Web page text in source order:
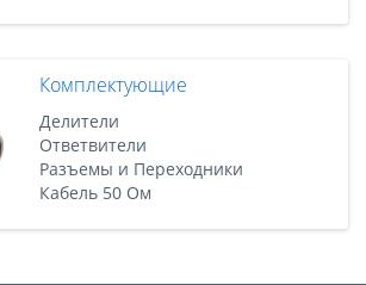
Комплектующие
Делители
Ответвители
Разъемы и Переходники
Кабель 50 Ом